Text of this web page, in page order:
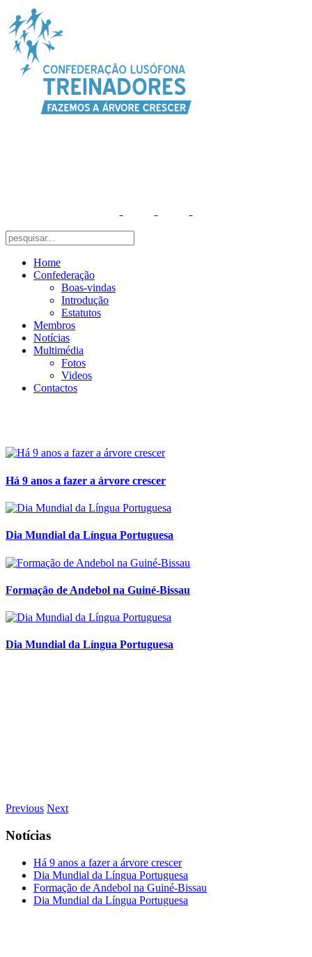
Home
Confederação
Boas-vindas
Introdução
Estatutos
Membros
Notícias
Multimédia
Fotos
Videos
Contactos
Há 9 anos a fazer a árvore crescer
Dia Mundial da Língua Portuguesa
Formação de Andebol na Guiné-Bissau
Dia Mundial da Língua Portuguesa
Previous Next
Notícias
Há 9 anos a fazer a árvore crescer
Dia Mundial da Língua Portuguesa
Formação de Andebol na Guiné-Bissau
Dia Mundial da Língua Portuguesa